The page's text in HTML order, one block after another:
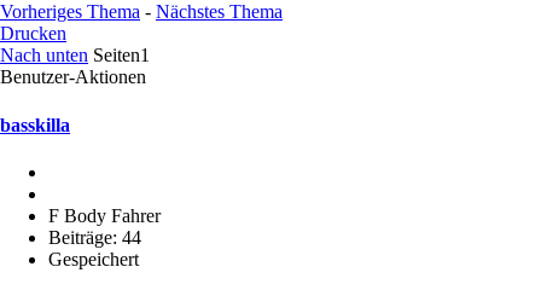
Vorheriges Thema - Nächstes Thema
Drucken
Nach unten Seiten1
Benutzer-Aktionen
basskilla
F Body Fahrer
Beiträge: 44
Gespeichert